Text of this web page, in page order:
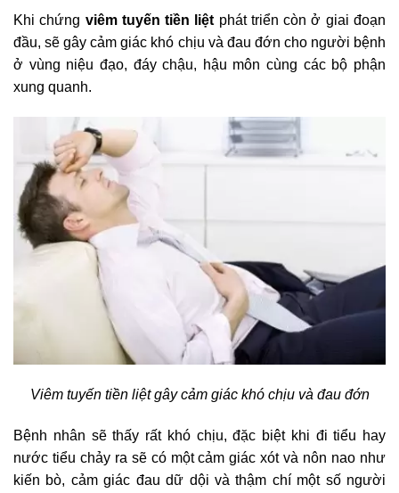
Khi chứng viêm tuyến tiền liệt phát triển còn ở giai đoạn
đầu, sẽ gây cảm giác khó chịu và đau đớn cho người bệnh
ở vùng niệu đạo, đáy chậu, hậu môn cùng các bộ phận
xung quanh.
Viêm tuyến tiền liệt gây cảm giác khó chịu và đau đớn
Bệnh nhân sẽ thấy rất khó chịu, đặc biệt khi đi tiểu hay
nước tiểu chảy ra sẽ có một cảm giác xót và nôn nao như
kiến bò, cảm giác đau dữ dội và thậm chí một số người